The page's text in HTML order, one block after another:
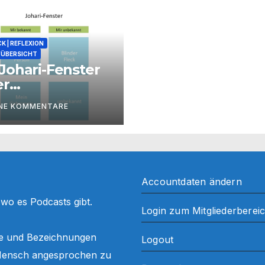
| REFLEXION
Fenster
KOMMENTARE
es Podcasts gibt.
und Bezeichnungen
angesprochen zu
Accountdaten ändern
Login zum
Logout